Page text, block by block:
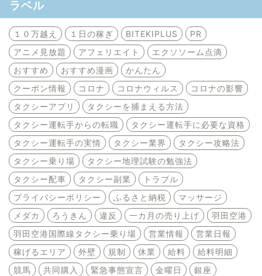
ラベル
１０万越え １日の稼ぎ BITEKIPLUS
PR
アニメ見放題
アフェリエイト
エクソソーム点滴
おすすめ
おすすめ漫画
かんたん
クーポン情報
コロナ コロナウィルス
コロナの影響
タクシーアプリ
タクシーを捕まえる方法
タクシー運転手からの転職
タクシー運転手に必要な資格
タクシー運転手の実情
タクシー業界
タクシー攻略法
タクシー乗り場
タクシー地理試験の勉強法
タクシー配車
タクシー副業
トラブル
プライバシーポリシー
ふるさと納税
マッサージ
メダカ
ろうきん 違反 一カ月の売り上げ
羽田空港
羽田空港国際線タクシー乗り場
営業情報
営業日報
稼げるエリア
外壁 規制 休業 給料
給料明細
競馬
共同購入 緊急事態宣言 金曜日
銀座